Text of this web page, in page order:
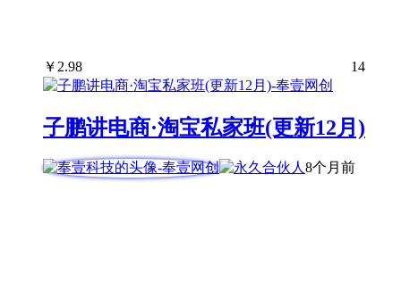
￥ 2.98 14
子鹏讲电商·淘宝私家班(更新12月)
8个月前